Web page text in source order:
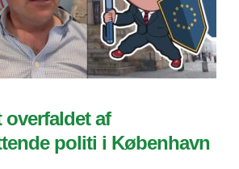
overfaldet af
politi i København